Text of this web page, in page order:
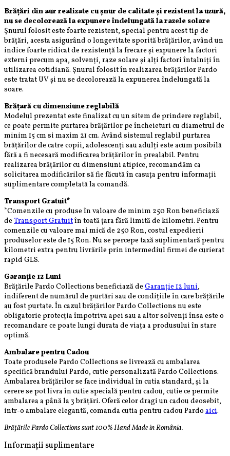
Brățări din aur realizate cu șnur de calitate și rezistent la uzură,
nu se decolorează la expunere îndelungată la razele solare
Șnurul folosit este foarte rezistent, special pentru acest tip de
brățări, acesta asigurând o longevitate sporită brățărilor, având un
indice foarte ridicat de rezistență la frecare și expunere la factori
externi precum apa, solvenți, raze solare și alți factori întalniți în
utilizarea cotidiană. Șnurul folosit în realizarea brățărilor Pardo
este tratat UV și nu se decolorează la expunerea îndelungată la
soare.
Brățară cu dimensiune reglabilă
Modelul prezentat este finalizat cu un sitem de prindere reglabil,
ce poate permite purtarea brățărilor pe încheieturi cu diametrul de
minim 15 cm si maxim 21 cm. Având sistemul reglabil purtarea
brățărilor de catre copii, adolescenți sau adulți este acum posibilă
fără a fi necesară modificarea brățărilor în prealabil. Pentru
realizarea brățărilor cu dimensiuni atipice, recomandăm ca
solicitarea modificărilor să fie făcută în casuța pentru informații
suplimentare completată la comandă.
Transport Gratuit*
*Comenzile cu produse în valoare de minim 250 Ron beneficiază
de Transport Gratuitîn toată țara fără limită de kilometri. Pentru
comenzile cu valoare mai mică de 250 Ron, costul expedierii
produselor este de 15 Ron. Nu se percepe taxă suplimentară pentru
kilometri extra pentru livrările prin intermediul firmei de curierat
rapid GLS.
Garanție 12 Luni
Brățările Pardo Collections beneficiază de Garanție 12 luni,
indiferent de numărul de purtări sau de condițiile în care brățările
au fost purtate. În cazul brățărilor Pardo Collections nu este
obligatorie protecția împotriva apei sau a altor solvenți însa este o
recomandare ce poate lungi durata de viața a produsului în stare
optimă.
Ambalare pentru Cadou
Toate produsele Pardo Collections se livrează cu ambalarea
specifică brandului Pardo, cutie personalizată Pardo Collections.
Ambalarea brățărilor se face individual în cutia standard, și la
cerere se pot livra în cutie specială pentru cadou, cutie ce permite
ambalarea a până la 3 brățări. Oferă celor dragi un cadou deosebit,
intr-o ambalare elegantă, comanda cutia pentru cadou Pardo aici.
Brățările Pardo Collections sunt 100% Hand Made in România.
Informații suplimentare